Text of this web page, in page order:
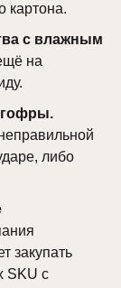
картона.
с влажным
на
гофры.
либо
закупать
SKU с